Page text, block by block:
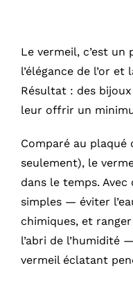
Le vermeil, c’est
l’élégance de l’or et
Résultat : des
leur offrir un
Comparé au plaqué
seulement), le
dans le temps.
simples — éviter
chimiques, et
l’abri de l’humidité
vermeil éclatant